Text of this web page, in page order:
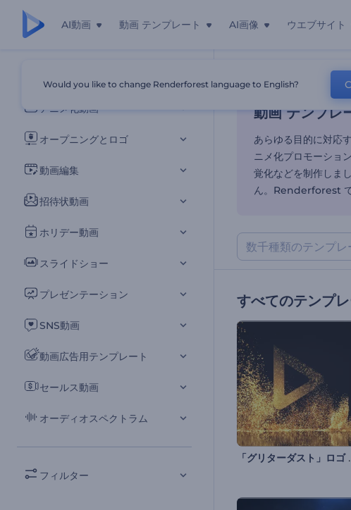
AI動画 動画 テンプレート AI画像 ウエブサイト
すべてのテンプレート
アニメ化動画
オープニングとロゴ
動画編集
招待状動画
ホリデー動画
スライドショー
プレゼンテーション
SNS動画
動画広告用テンプレート
セールス動画
オーディオスペクトラム
フィルター
動画 テンプ
ホーム テンプレート
動画 テンプレ
あらゆる目的に対応
ニメ化プロモーショ
覚化などを制作しま
ん。Renderforest で
すべてのテンプレ
「グリタ
Would you like to change Renderforest language to English?